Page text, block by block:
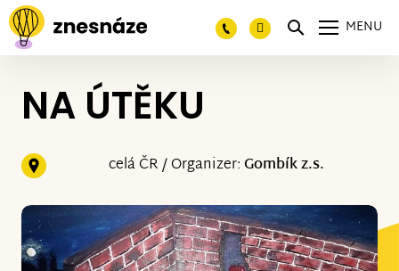
MENU
NA ÚTĚKU
celá ČR / Organizer:Gombík z.s.